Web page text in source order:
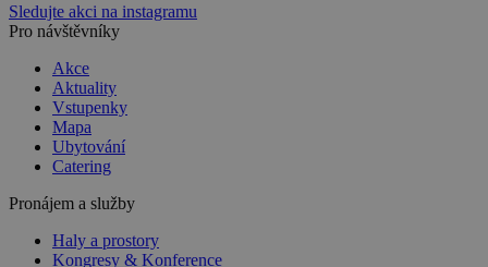
Sledujte akci na instagramu
Pro návštěvníky
Akce
Aktuality
Vstupenky
Mapa
Ubytování
Catering
Pronájem a služby
Haly a prostory
Kongresy & Konference